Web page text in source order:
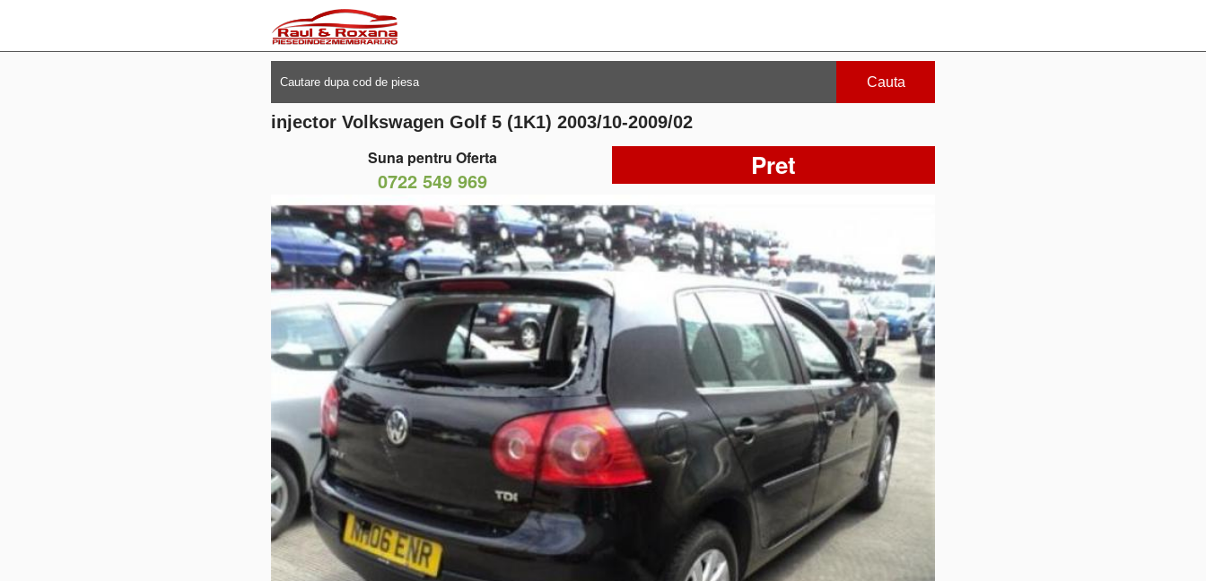
Cauta
injector Volkswagen Golf 5 (1K1) 2003/10-2009/02
Suna pentru Oferta
0722 549 969 Pret